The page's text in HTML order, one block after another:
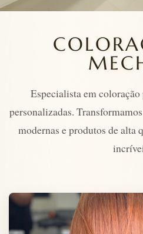
Especialista em
personalizadas.
modernas e produtos de alta